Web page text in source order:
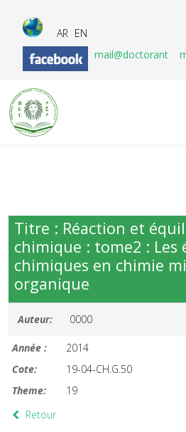
AR EN
mail@doctorant
Titre : Réaction et
chimique : tome2 : Les
chimiques en chimie
organique
Auteur: 0000
Année :
2014
Cote:
19-04-CH.G.50
Theme:
19
Retour